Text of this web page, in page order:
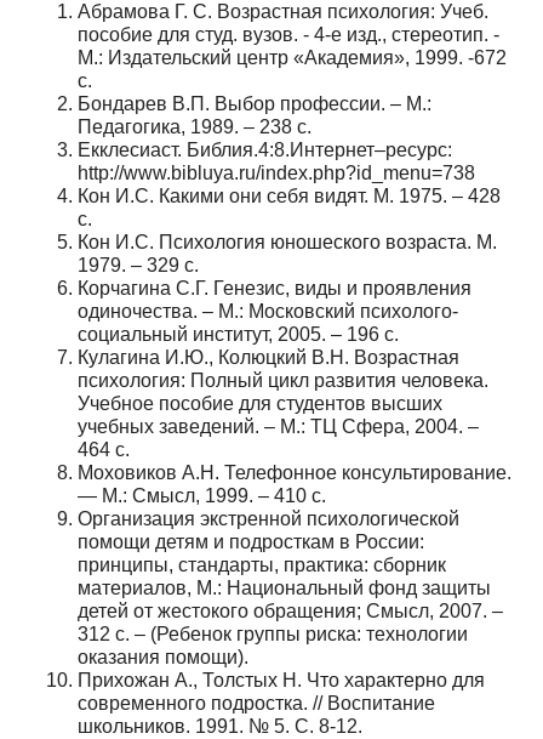
Абрамова Г. С. Возрастная психология: Учеб.
пособие для студ. вузов. - 4-е изд., стереотип. -
М.: Издательский центр «Академия», 1999. -672
с.
Бондарев В.П. Выбор профессии. – М.:
Педагогика, 1989. – 238 с.
Екклесиаст. Библия.4:8.Интернет–ресурс:
http://www.bibluya.ru/index.php?id_menu=738
Кон И.С. Какими они себя видят. М. 1975. – 428
с.
Кон И.С. Психология юношеского возраста. М.
1979. – 329 с.
Корчагина С.Г. Генезис, виды и проявления
одиночества. – М.: Московский психолого-
социальный институт, 2005. – 196 с.
Кулагина И.Ю., Колюцкий В.Н. Возрастная
психология: Полный цикл развития человека.
Учебное пособие для студентов высших
учебных заведений. – М.: ТЦ Сфера, 2004. –
464 с.
Моховиков А.Н. Телефонное консультирование.
— М.: Смысл, 1999. – 410 с.
Организация экстренной психологической
помощи детям и подросткам в России:
принципы, стандарты, практика: сборник
материалов, М.: Национальный фонд защиты
детей от жестокого обращения; Смысл, 2007. –
312 с. – (Ребенок группы риска: технологии
оказания помощи).
Прихожан А., Толстых Н. Что характерно для
современного подростка. // Воспитание
школьников. 1991. № 5. С. 8-12.